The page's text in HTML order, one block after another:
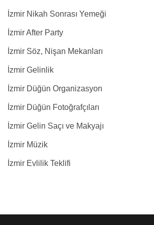
İzmir Nikah Sonrası Yemeği
İzmir After Party
İzmir Söz, Nişan Mekanları
İzmir Gelinlik
İzmir Düğün Organizasyon
İzmir Düğün Fotoğrafçıları
İzmir Gelin Saçı ve Makyajı
İzmir Müzik
İzmir Evlilik Teklifi